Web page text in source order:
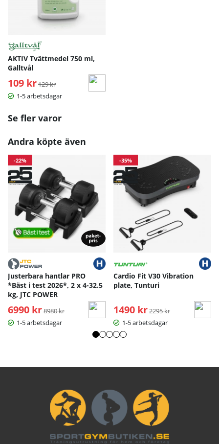
S
Handskens bredd
10
Handskens bredd längst ned
8 9.5 10
Handskens längd - dam
12. 13.5
Handskens bred - dam
8.5
Mått angivna i cm.
AKTIV Tvättmedel 750 ml,
Galltvål
109 kr Ordinarie pris:
129 kr
1-5 arbetsdagar
Se fler varor
Andra köpte även
-22%
Justerbara hantlar PRO
*Bäst i test 2026*, 2 x 4-32.5
kg, JTC POWER
6990 kr Ordinarie pris:
8980 kr
1-5 arbetsdagar
-35%
Cardio Fit V30 Vibration
plate, Tunturi
1490 kr Ordinarie pris:
2295 kr
1-5 arbetsdagar